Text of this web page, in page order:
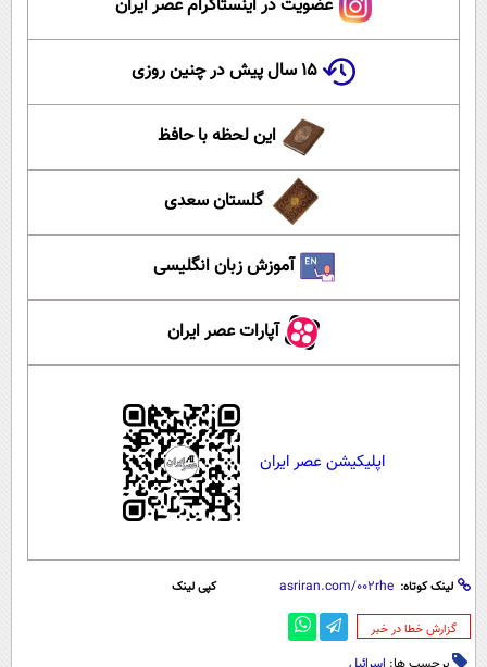
عضویت در اینستاگرام عصر ایران
۱۵ سال پیش در چنین روزی
این لحظه با حافظ
گلستان سعدی
آموزش زبان انگلیسی
آپارات عصر ایران
اپلیکیشن عصر ایران
لینک کوتاه: کپی لینک
‌گزارش خطا در خبر